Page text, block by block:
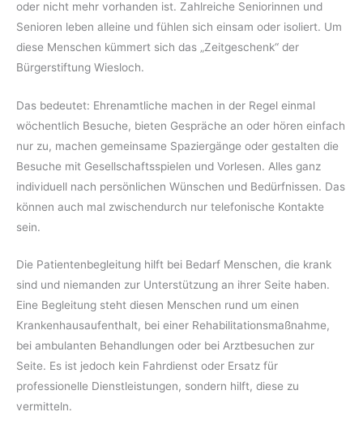
oder nicht mehr vorhanden ist. Zahlreiche Seniorinnen und
Senioren leben alleine und fühlen sich einsam oder isoliert. Um
diese Menschen kümmert sich das „Zeitgeschenk“ der
Bürgerstiftung Wiesloch.
Das bedeutet: Ehrenamtliche machen in der Regel einmal
wöchentlich Besuche, bieten Gespräche an oder hören einfach
nur zu, machen gemeinsame Spaziergänge oder gestalten die
Besuche mit Gesellschaftsspielen und Vorlesen. Alles ganz
individuell nach persönlichen Wünschen und Bedürfnissen. Das
können auch mal zwischendurch nur telefonische Kontakte
sein.
Die Patientenbegleitung hilft bei Bedarf Menschen, die krank
sind und niemanden zur Unterstützung an ihrer Seite haben.
Eine Begleitung steht diesen Menschen rund um einen
Krankenhausaufenthalt, bei einer Rehabilitationsmaßnahme,
bei ambulanten Behandlungen oder bei Arztbesuchen zur
Seite. Es ist jedoch kein Fahrdienst oder Ersatz für
professionelle Dienstleistungen, sondern hilft, diese zu
vermitteln.